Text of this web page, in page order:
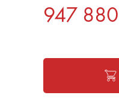
947 880